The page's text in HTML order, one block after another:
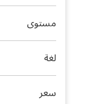
مستوى
لغة
سعر